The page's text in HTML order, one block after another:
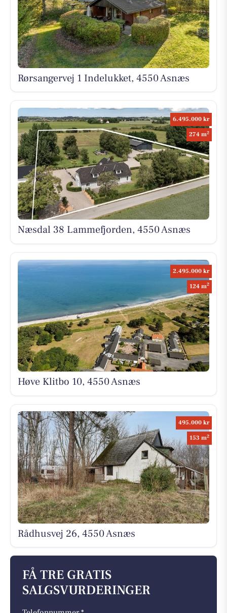
Rørsangervej 1 Indelukket, 4550 Asnæs
6.495.000 kr
274 m2
Næsdal 38 Lammefjorden, 4550 Asnæs
2.495.000 kr
124 m2
Høve Klitbo 10, 4550 Asnæs
495.000 kr
153 m2
Rådhusvej 26, 4550 Asnæs
FÅ TRE GRATIS
SALGSVURDERINGER